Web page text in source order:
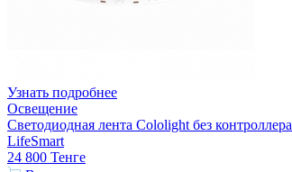
Узнать подробнее
Освещение
Светодиодная лента Cololight без контроллера
LifeSmart
24 800 Тенге